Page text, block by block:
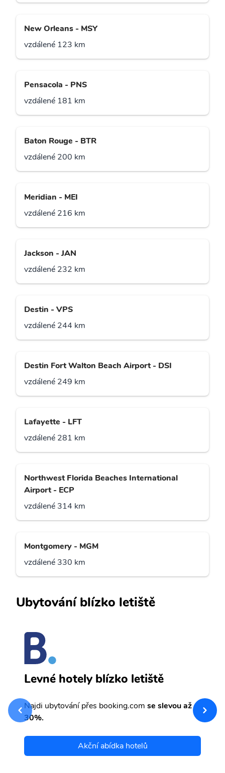
New Orleans - MSY
vzdálené 123 km
Pensacola - PNS
vzdálené 181 km
Baton Rouge - BTR
vzdálené 200 km
Meridian - MEI
vzdálené 216 km
Jackson - JAN
vzdálené 232 km
Destin - VPS
vzdálené 244 km
Destin Fort Walton Beach Airport - DSI
vzdálené 249 km
Lafayette - LFT
vzdálené 281 km
Northwest Florida Beaches International
Airport - ECP
vzdálené 314 km
Montgomery - MGM
vzdálené 330 km
Ubytování blízko letiště
Levné hotely blízko letiště
Najdi ubytování přes booking.com se slevou až
30%.
Akční abídka hotelů